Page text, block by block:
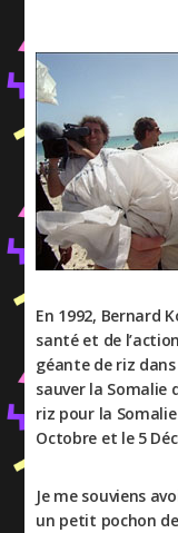
En 1992, Bernard
santé et de
géante de riz
sauver la Somalie
riz pour la
Octobre et le 5
Je me souviens
un petit pochon